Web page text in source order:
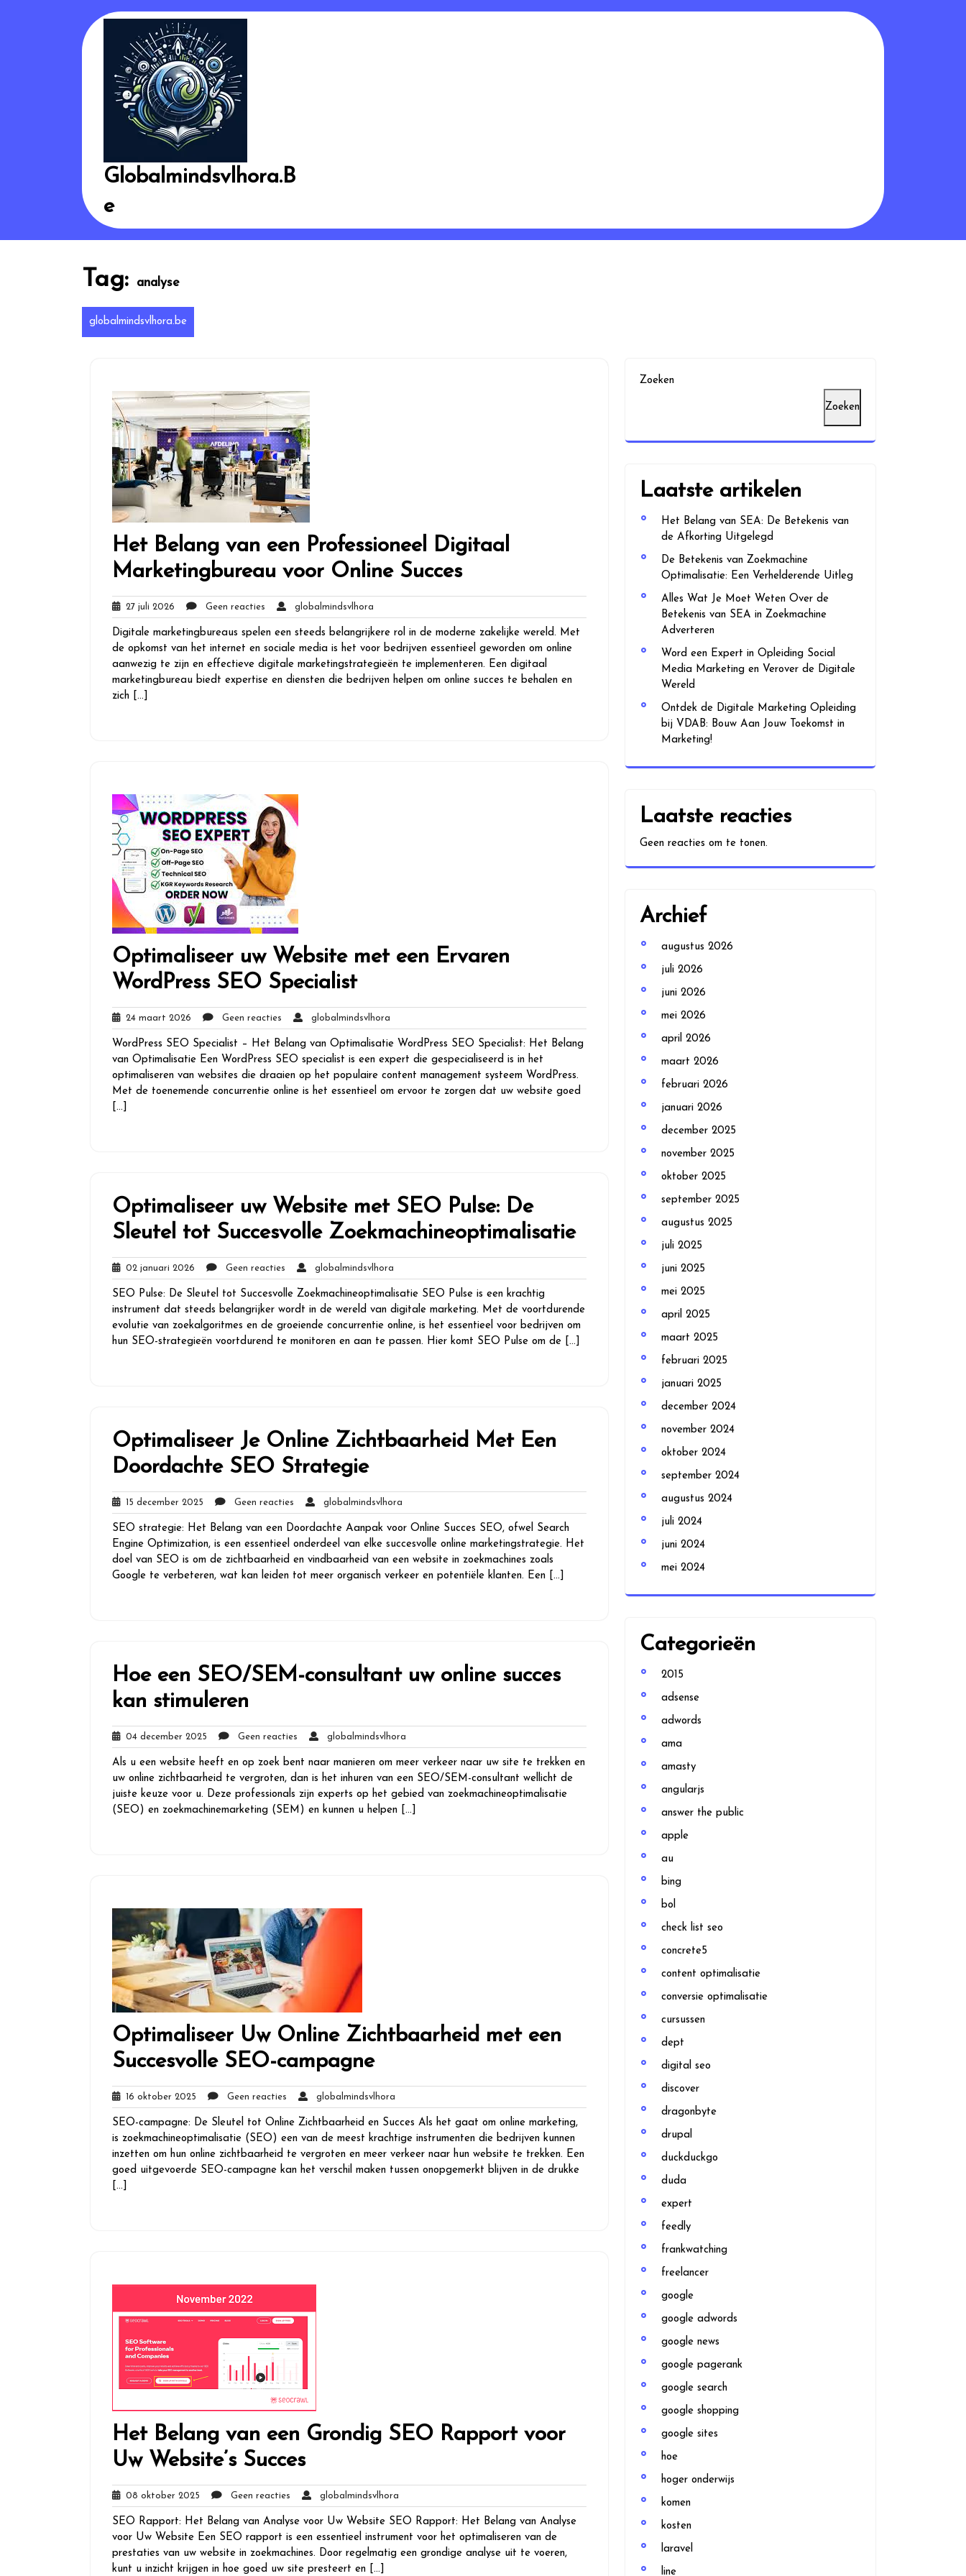
Globalmindsvlhora.b
E
Tag: analyse
globalmindsvlhora.be
Het Belang van een Professioneel Digitaal
Marketingbureau voor Online Succes
27 juli 2026
juli
2026
Geen reacties Geen
reacties
globalmindsvlhora
Digitale marketingbureaus spelen een steeds belangrijkere rol in de moderne zakelijke wereld. Met
de opkomst van het internet en sociale media is het voor bedrijven essentieel geworden om online
aanwezig te zijn en effectieve digitale marketingstrategieën te implementeren. Een digitaal
marketingbureau biedt expertise en diensten die bedrijven helpen om online succes te behalen en
zich […]
Optimaliseer uw Website met een Ervaren
WordPress SEO Specialist
24 maart 2026
maart
2026
Geen reacties Geen
reacties
globalmindsvlhora
WordPress SEO Specialist – Het Belang van Optimalisatie WordPress SEO Specialist: Het Belang
van Optimalisatie Een WordPress SEO specialist is een expert die gespecialiseerd is in het
optimaliseren van websites die draaien op het populaire content management systeem WordPress.
Met de toenemende concurrentie online is het essentieel om ervoor te zorgen dat uw website goed
[…]
Optimaliseer uw Website met SEO Pulse: De
Sleutel tot Succesvolle Zoekmachineoptimalisatie
02 januari 2026
januari
2026
Geen reacties Geen
reacties
globalmindsvlhora
SEO Pulse: De Sleutel tot Succesvolle Zoekmachineoptimalisatie SEO Pulse is een krachtig
instrument dat steeds belangrijker wordt in de wereld van digitale marketing. Met de voortdurende
evolutie van zoekalgoritmes en de groeiende concurrentie online, is het essentieel voor bedrijven om
hun SEO-strategieën voortdurend te monitoren en aan te passen. Hier komt SEO Pulse om de […]
Optimaliseer Je Online Zichtbaarheid Met Een
Doordachte SEO Strategie
15 december 2025
december
2025
Geen reacties Geen
reacties
globalmindsvlhora
SEO strategie: Het Belang van een Doordachte Aanpak voor Online Succes SEO, ofwel Search
Engine Optimization, is een essentieel onderdeel van elke succesvolle online marketingstrategie. Het
doel van SEO is om de zichtbaarheid en vindbaarheid van een website in zoekmachines zoals
Google te verbeteren, wat kan leiden tot meer organisch verkeer en potentiële klanten. Een […]
Hoe een SEO/SEM-consultant uw online succes
kan stimuleren
04 december 2025
december
2025
Geen reacties Geen
reacties
globalmindsvlhora
Als u een website heeft en op zoek bent naar manieren om meer verkeer naar uw site te trekken en
uw online zichtbaarheid te vergroten, dan is het inhuren van een SEO/SEM-consultant wellicht de
juiste keuze voor u. Deze professionals zijn experts op het gebied van zoekmachineoptimalisatie
(SEO) en zoekmachinemarketing (SEM) en kunnen u helpen […]
Optimaliseer Uw Online Zichtbaarheid met een
Succesvolle SEO-campagne
16 oktober 2025
oktober
2025
Geen reacties Geen
reacties
globalmindsvlhora
SEO-campagne: De Sleutel tot Online Zichtbaarheid en Succes Als het gaat om online marketing,
is zoekmachineoptimalisatie (SEO) een van de meest krachtige instrumenten die bedrijven kunnen
inzetten om hun online zichtbaarheid te vergroten en meer verkeer naar hun website te trekken. Een
goed uitgevoerde SEO-campagne kan het verschil maken tussen onopgemerkt blijven in de drukke
[…]
Het Belang van een Grondig SEO Rapport voor
Uw Website’s Succes
08 oktober 2025
oktober
2025
Geen reacties Geen
reacties
globalmindsvlhora
SEO Rapport: Het Belang van Analyse voor Uw Website SEO Rapport: Het Belang van Analyse
voor Uw Website Een SEO rapport is een essentieel instrument voor het optimaliseren van de
prestaties van uw website in zoekmachines. Door regelmatig een grondige analyse uit te voeren,
kunt u inzicht krijgen in hoe goed uw site presteert en […]
Zoeken
Zoeken
Laatste artikelen
Het Belang van SEA: De Betekenis van
de Afkorting Uitgelegd
De Betekenis van Zoekmachine
Optimalisatie: Een Verhelderende Uitleg
Alles Wat Je Moet Weten Over de
Betekenis van SEA in Zoekmachine
Adverteren
Word een Expert in Opleiding Social
Media Marketing en Verover de Digitale
Wereld
Ontdek de Digitale Marketing Opleiding
bij VDAB: Bouw Aan Jouw Toekomst in
Marketing!
Laatste reacties
Geen reacties om te tonen.
Archief
augustus 2026
juli 2026
juni 2026
mei 2026
april 2026
maart 2026
februari 2026
januari 2026
december 2025
november 2025
oktober 2025
september 2025
augustus 2025
juli 2025
juni 2025
mei 2025
april 2025
maart 2025
februari 2025
januari 2025
december 2024
november 2024
oktober 2024
september 2024
augustus 2024
juli 2024
juni 2024
mei 2024
Categorieën
2015
adsense
adwords
ama
amasty
angularjs
answer the public
apple
au
bing
bol
check list seo
concrete5
content optimalisatie
conversie optimalisatie
cursussen
dept
digital seo
discover
dragonbyte
drupal
duckduckgo
duda
expert
feedly
frankwatching
freelancer
google
google adwords
google news
google pagerank
google search
google shopping
google sites
hoe
hoger onderwijs
komen
kosten
laravel
line